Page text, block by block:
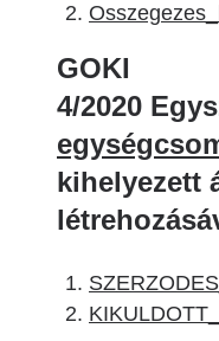
GOKI
4/2020
kihelyezett